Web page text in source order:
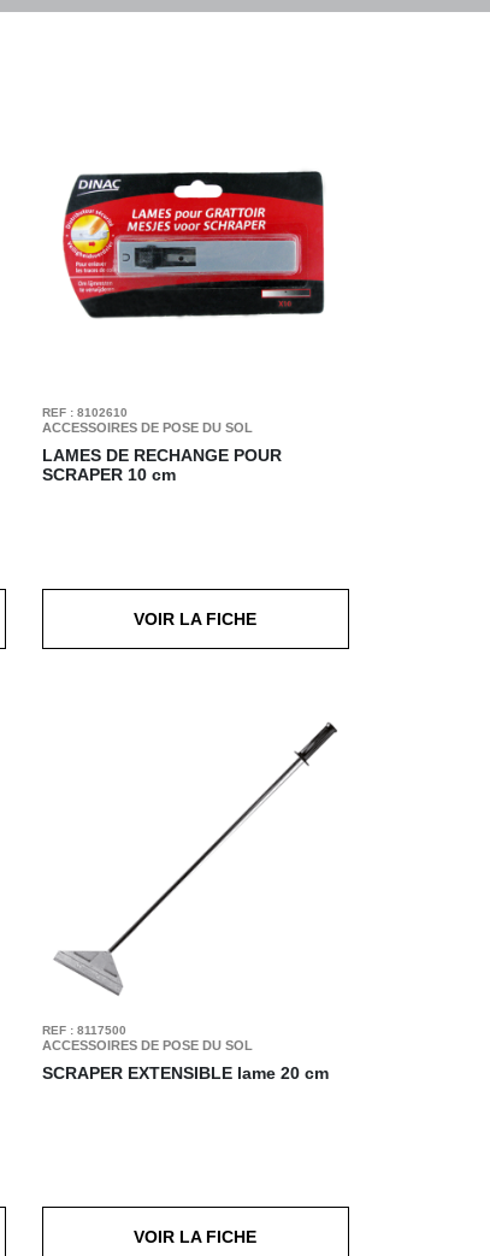
REF : 8102610
ACCESSOIRES DE POSE DU SOL
LAMES DE RECHANGE POUR
SCRAPER10 cm
VOIR LA FICHE
REF : 8117500
ACCESSOIRES DE POSE DU SOL
SCRAPER EXTENSIBLElame 20 cm
VOIR LA FICHE